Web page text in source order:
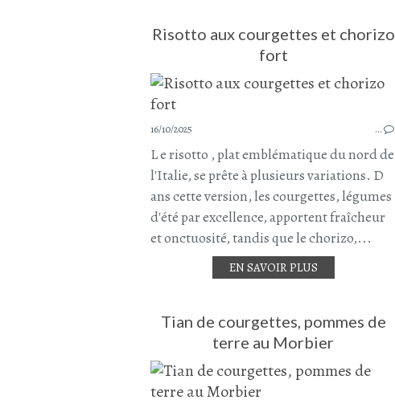
Risotto aux courgettes et chorizo
fort
16/10/2025 …
L e risotto , plat emblématique du nord de
l'Italie, se prête à plusieurs variations. D
ans cette version, les courgettes, légumes
d'été par excellence, apportent fraîcheur
et onctuosité, tandis que le chorizo,...
EN SAVOIR PLUS
Tian de courgettes, pommes de
terre au Morbier